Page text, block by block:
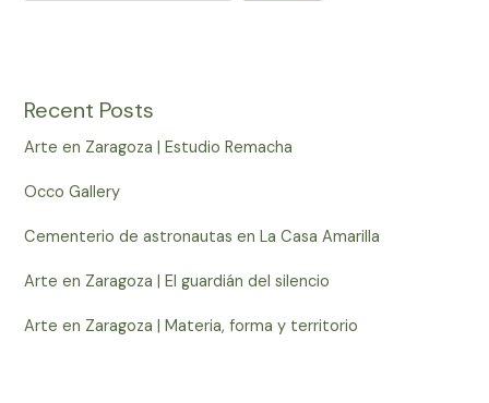
Recent Posts
Arte en Zaragoza | Estudio Remacha
Occo Gallery
Cementerio de astronautas en La Casa Amarilla
Arte en Zaragoza | El guardián del silencio
Arte en Zaragoza | Materia, forma y territorio